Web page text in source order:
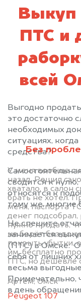
Без
У меня вообще
назад. Решил
хватало, в салон
брать не хотел.
меня, паспорта
денег
нужно продать,
не берёт без
покрыть убытки,
им, бесплатно
ПТС, но дешевле
Артём, Омск
Peugeot 107
Выкуп
ПТС и
всей
Выгодно
это достаточно
необходимых
ситуациях,
средства?
сводится к нулю,
относятся к
тому же, многие
Не спешите
занимается
(ПТС) в Омске.
себя от лишних
весьма
Примечательно,
в день